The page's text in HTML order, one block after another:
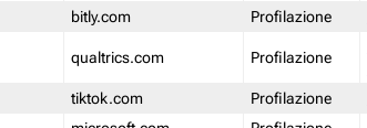
bitly.com Profilazione
qualtrics.com Profilazione
tiktok.com Profilazione